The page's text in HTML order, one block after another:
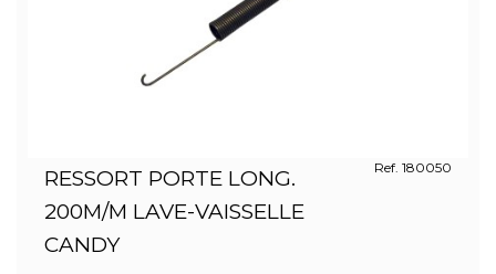
RESSORT PORTE LONG.
200M/M LAVE-VAISSELLE
CANDY
Ref. 180050